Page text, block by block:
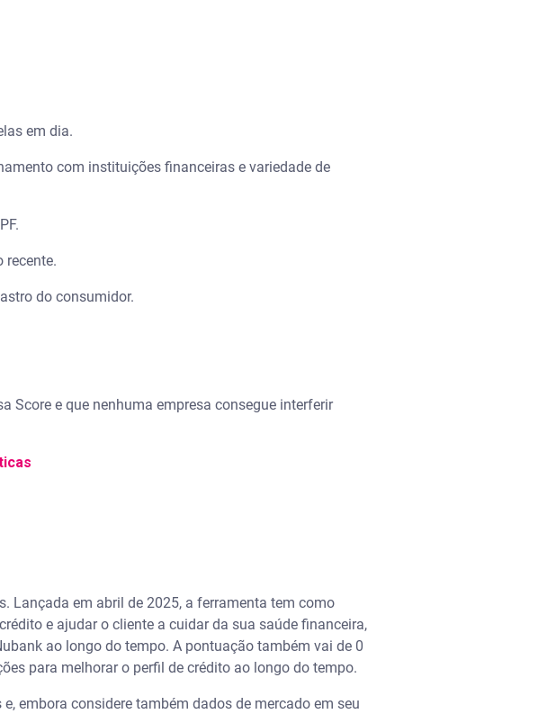
em dia.
com instituições financeiras e variedade de
recente.
do consumidor.
Score e que nenhuma empresa consegue interferir
Lançada em abril de 2025, a ferramenta tem como
e ajudar o cliente a cuidar da sua saúde financeira,
ao longo do tempo. A pontuação também vai de 0
para melhorar o perfil de crédito ao longo do tempo.
embora considere também dados de mercado em seu